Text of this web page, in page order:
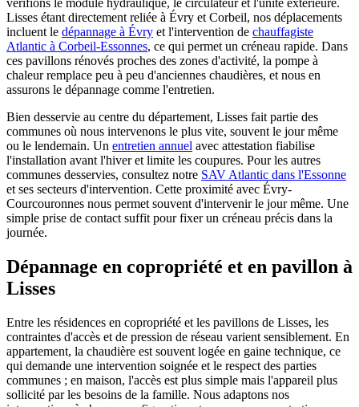
Lisses étant directement reliée à Évry et Corbeil, nos déplacements
incluent le dépannage à Évry et l'intervention de chauffagiste
Atlantic à Corbeil-Essonnes, ce qui permet un créneau rapide. Dans
ces pavillons rénovés proches des zones d'activité, la pompe à
chaleur remplace peu à peu d'anciennes chaudières, et nous en
assurons le dépannage comme l'entretien.
Bien desservie au centre du département, Lisses fait partie des
communes où nous intervenons le plus vite, souvent le jour même
ou le lendemain. Un entretien annuel avec attestation fiabilise
l'installation avant l'hiver et limite les coupures. Pour les autres
communes desservies, consultez notre SAV Atlantic dans l'Essonne
et ses secteurs d'intervention. Cette proximité avec Évry-
Courcouronnes nous permet souvent d'intervenir le jour même. Une
simple prise de contact suffit pour fixer un créneau précis dans la
journée.
Dépannage en copropriété et en pavillon à
Lisses
Entre les résidences en copropriété et les pavillons de Lisses, les
contraintes d'accès et de pression de réseau varient sensiblement. En
appartement, la chaudière est souvent logée en gaine technique, ce
qui demande une intervention soignée et le respect des parties
communes ; en maison, l'accès est plus simple mais l'appareil plus
sollicité par les besoins de la famille. Nous adaptons nos